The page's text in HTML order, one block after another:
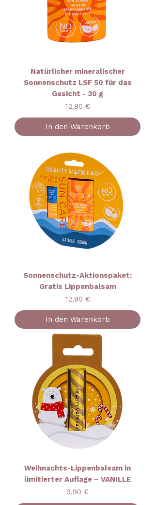
Natürlicher mineralischer
Sonnenschutz LSF 50 für das
Gesicht - 30 g
Preis
12,90 €
In den Warenkorb
Sonnenschutz-Aktionspaket:
Gratis Lippenbalsam
Preis
12,90 €
In den Warenkorb
Weihnachts-Lippenbalsam in
limitierter Auflage – VANILLE
Preis
3,90 €